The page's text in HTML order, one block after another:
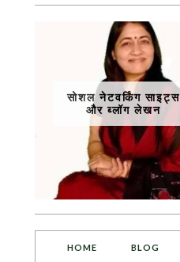
सोशल नेटवर्किंग साइट्स
और ब्लॉग लेखन
HOME BLOG